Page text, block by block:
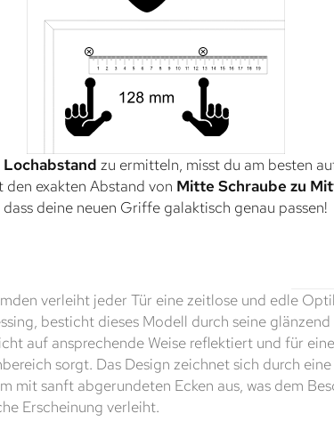
Lochabstand zu ermitteln, misst du am besten
exakten Abstand von Mitte Schraube zu
deine neuen Griffe galaktisch genau passen!
verleiht jeder Tür eine zeitlose und edle
besticht dieses Modell durch seine
auf ansprechende Weise reflektiert und für
sorgt. Das Design zeichnet sich durch eine
mit sanft abgerundeten Ecken aus, was dem
Erscheinung verleiht.